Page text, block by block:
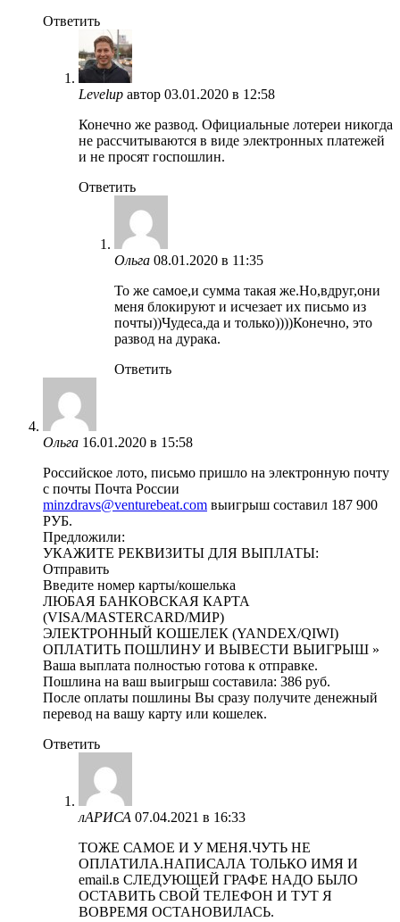
Ответить
Levelup автор 03.01.2020 в 12:58
Конечно же развод. Официальные лотереи никогда
не рассчитываются в виде электронных платежей
и не просят госпошлин.
Ответить
Ольга 08.01.2020 в 11:35
То же самое,и сумма такая же.Но,вдруг,они
меня блокируют и исчезает их письмо из
почты))Чудеса,да и только))))Конечно, это
развод на дурака.
Ответить
Ольга 16.01.2020 в 15:58
Российское лото, письмо пришло на электронную почту
с почты Почта России
minzdravs@venturebeat.com выигрыш составил 187 900
РУБ.
Предложили:
УКАЖИТЕ РЕКВИЗИТЫ ДЛЯ ВЫПЛАТЫ:
Отправить
Введите номер карты/кошелька
ЛЮБАЯ БАНКОВСКАЯ КАРТА
(VISA/MASTERCARD/МИР)
ЭЛЕКТРОННЫЙ КОШЕЛЕК (YANDEX/QIWI)
ОПЛАТИТЬ ПОШЛИНУ И ВЫВЕСТИ ВЫИГРЫШ »
Ваша выплата полностью готова к отправке.
Пошлина на ваш выигрыш составила: 386 руб.
После оплаты пошлины Вы сразу получите денежный
перевод на вашу карту или кошелек.
Ответить
лАРИСА 07.04.2021 в 16:33
ТОЖЕ САМОЕ И У МЕНЯ.ЧУТЬ НЕ
ОПЛАТИЛА.НАПИСАЛА ТОЛЬКО ИМЯ И
email.в СЛЕДУЮЩЕЙ ГРАФЕ НАДО БЫЛО
ОСТАВИТЬ СВОЙ ТЕЛЕФОН И ТУТ Я
ВОВРЕМЯ ОСТАНОВИЛАСЬ.